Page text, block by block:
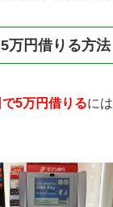
万円借りる方法
5万円借りるには